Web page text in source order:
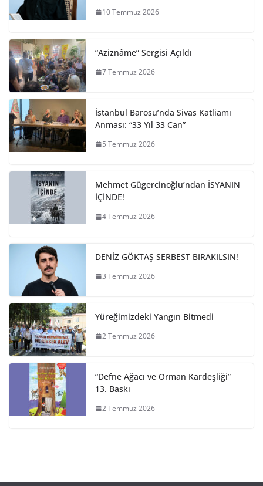
10 Temmuz 2026
“Aziznâme” Sergisi Açıldı
7 Temmuz 2026
İstanbul Barosu’nda Sivas Katliamı
Anması: “33 Yıl 33 Can”
5 Temmuz 2026
Mehmet Gügercinoğlu’ndan İSYANIN
İÇİNDE!
4 Temmuz 2026
DENİZ GÖKTAŞ SERBEST BIRAKILSIN!
3 Temmuz 2026
Yüreğimizdeki Yangın Bitmedi
2 Temmuz 2026
“Defne Ağacı ve Orman Kardeşliği”
13. Baskı
2 Temmuz 2026